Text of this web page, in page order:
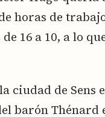
horas de
16 a 10, a lo
ciudad de Sens
barón Thénard